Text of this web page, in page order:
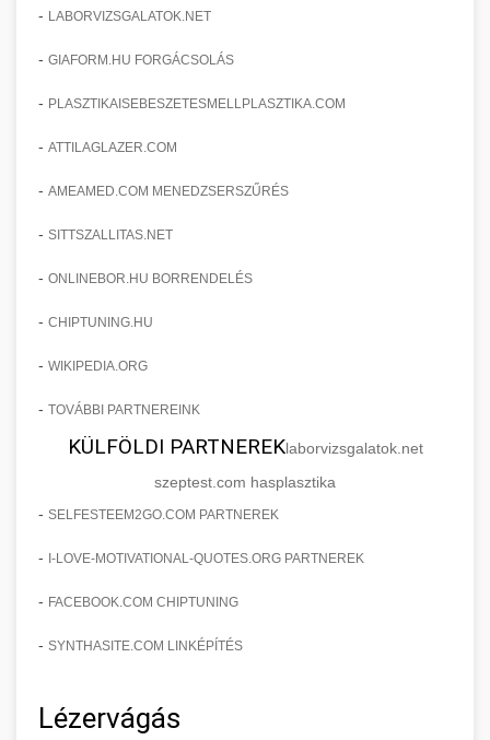
- LABORVIZSGALATOK.NET
- GIAFORM.HU FORGÁCSOLÁS
- PLASZTIKAISEBESZETESMELLPLASZTIKA.COM
- ATTILAGLAZER.COM
- AMEAMED.COM MENEDZSERSZŰRÉS
- SITTSZALLITAS.NET
- ONLINEBOR.HU BORRENDELÉS
- CHIPTUNING.HU
- WIKIPEDIA.ORG
- TOVÁBBI PARTNEREINK
KÜLFÖLDI PARTNEREKlaborvizsgalatok.net
szeptest.com hasplasztika
- SELFESTEEM2GO.COM PARTNEREK
- I-LOVE-MOTIVATIONAL-QUOTES.ORG PARTNEREK
- FACEBOOK.COM CHIPTUNING
- SYNTHASITE.COM LINKÉPÍTÉS
Lézervágás